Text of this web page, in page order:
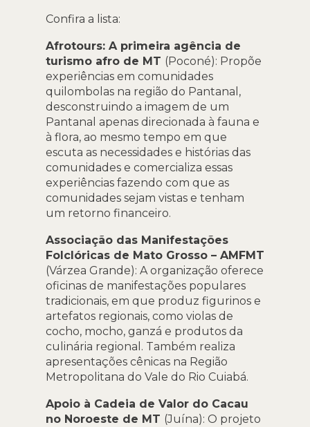
Confira a lista:
Afrotours: A primeira agência de
turismo afro de MT (Poconé): Propõe
experiências em comunidades
quilombolas na região do Pantanal,
desconstruindo a imagem de um
Pantanal apenas direcionada à fauna e
à flora, ao mesmo tempo em que
escuta as necessidades e histórias das
comunidades e comercializa essas
experiências fazendo com que as
comunidades sejam vistas e tenham
um retorno financeiro.
Associação das Manifestações
Folclóricas de Mato Grosso – AMFMT
(Várzea Grande): A organização oferece
oficinas de manifestações populares
tradicionais, em que produz figurinos e
artefatos regionais, como violas de
cocho, mocho, ganzá e produtos da
culinária regional. Também realiza
apresentações cênicas na Região
Metropolitana do Vale do Rio Cuiabá.
Apoio à Cadeia de Valor do Cacau
no Noroeste de MT (Juína): O projeto